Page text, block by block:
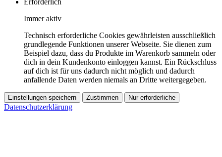
Erforderlich
Immer aktiv
Technisch erforderliche Cookies gewährleisten ausschließlich
grundlegende Funktionen unserer Webseite. Sie dienen zum
Beispiel dazu, dass du Produkte im Warenkorb sammeln oder
dich in dein Kundenkonto einloggen kannst. Ein Rückschluss
auf dich ist für uns dadurch nicht möglich und dadurch
anfallende Daten werden niemals an Dritte weitergegeben.
Einstellungen speichern Zustimmen Nur erforderliche
Datenschutzerklärung